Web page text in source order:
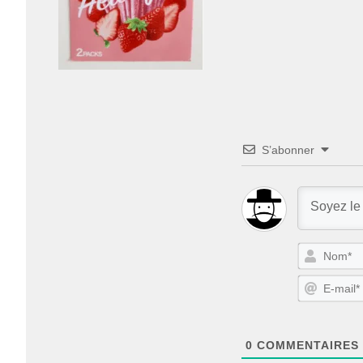
S’abonner
0 COMMENTAIRES